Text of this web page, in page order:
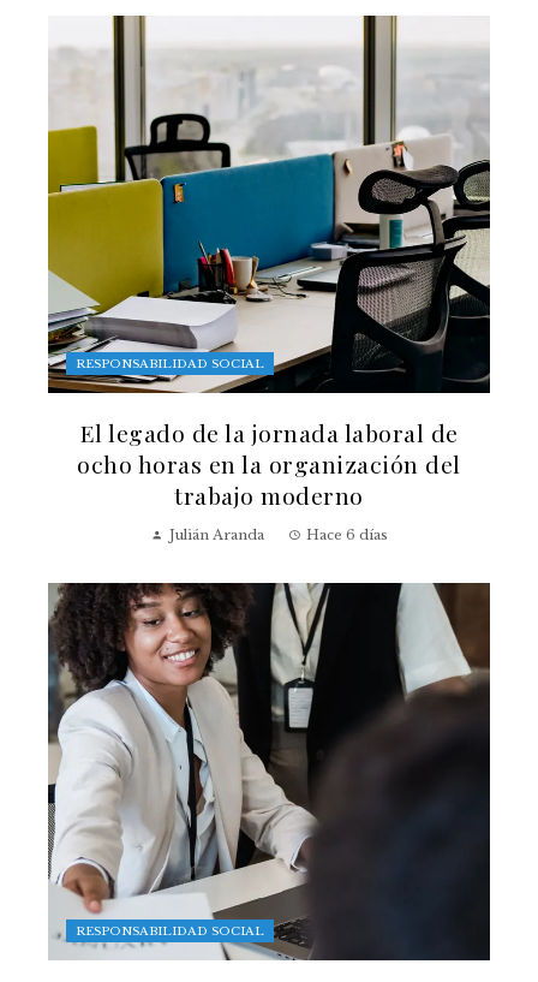
RESPONSABILIDAD SOCIAL
El legado de la jornada laboral de
ocho horas en la organización del
trabajo moderno
Julián Aranda Hace 6 días
RESPONSABILIDAD SOCIAL